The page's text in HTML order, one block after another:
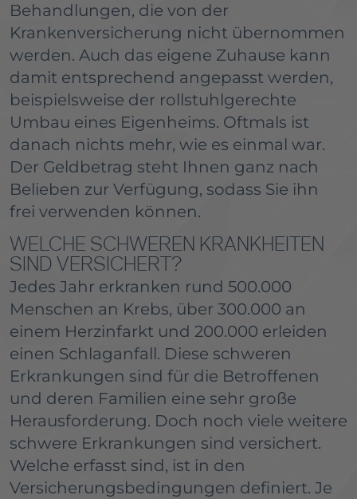
Behandlungen, die von der
Krankenversicherung nicht übernommen
werden. Auch das eigene Zuhause kann
damit entsprechend angepasst werden,
beispielsweise der rollstuhlgerechte
Umbau eines Eigenheims. Oftmals ist
danach nichts mehr, wie es einmal war.
Der Geldbetrag steht Ihnen ganz nach
Belieben zur Verfügung, sodass Sie ihn
frei verwenden können.
WELCHE SCHWEREN KRANKHEITEN
SIND VERSICHERT?
Jedes Jahr erkranken rund 500.000
Menschen an Krebs, über 300.000 an
einem Herzinfarkt und 200.000 erleiden
einen Schlaganfall. Diese schweren
Erkrankungen sind für die Betroffenen
und deren Familien eine sehr große
Herausforderung. Doch noch viele weitere
schwere Erkrankungen sind versichert.
Welche erfasst sind, ist in den
Versicherungsbedingungen definiert. Je